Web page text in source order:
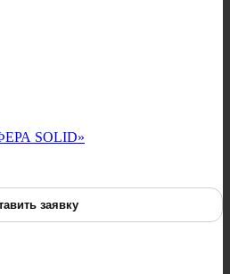
SOLID»
заявку